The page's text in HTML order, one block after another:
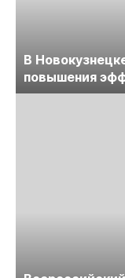
В
повышения
предприятий